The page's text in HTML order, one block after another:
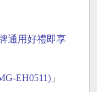
通用好禮即享
EH0511)」